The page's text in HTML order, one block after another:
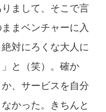
まして、そこで言
まベンチャーに入
対にろくな大人に
と（笑）。確か
、サービスを自分
かった。きちんと